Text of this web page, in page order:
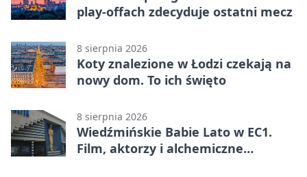
play-offach zdecyduje ostatni mecz
8 sierpnia 2026
Koty znalezione w Łodzi czekają na
nowy dom. To ich święto
8 sierpnia 2026
Wiedźmińskie Babie Lato w EC1.
Film, aktorzy i alchemiczne